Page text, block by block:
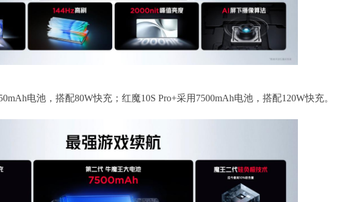
电池，搭配80W快充；红魔10S Pro+采用7500mAh电池，搭配120W快充。